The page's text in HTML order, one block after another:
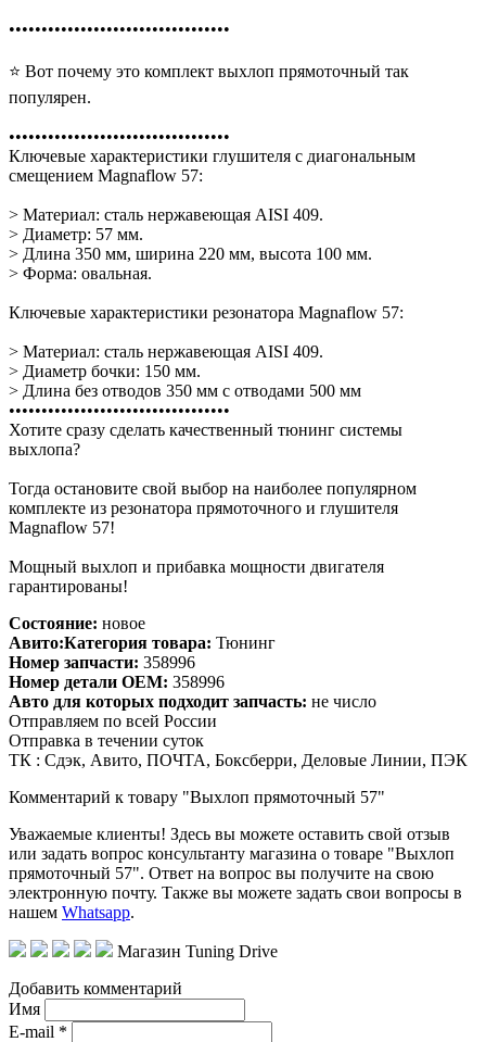
••••••••••••••••••••••••••••••••••
⭐ Вот почему это комплект выхлоп прямоточный так
популярен.
••••••••••••••••••••••••••••••••••
Ключевые характеристики глушителя с диагональным
смещением Magnaflow 57:
> Материал: сталь нержавеющая AISI 409.
> Диаметр: 57 мм.
> Длина 350 мм, ширина 220 мм, высота 100 мм.
> Форма: овальная.
Ключевые характеристики резонатора Magnaflow 57:
> Материал: сталь нержавеющая AISI 409.
> Диаметр бочки: 150 мм.
> Длина без отводов 350 мм с отводами 500 мм
••••••••••••••••••••••••••••••••••
Хотите сразу сделать качественный тюнинг системы
выхлопа?
Тогда остановите свой выбор на наиболее популярном
комплекте из резонатора прямоточного и глушителя
Magnaflow 57!
Мощный выхлоп и прибавка мощности двигателя
гарантированы!
Состояние: новое
Авито:Категория товара: Тюнинг
Номер запчасти: 358996
Номер детали OEM: 358996
Авто для которых подходит запчасть: не число
Отправляем по всей России
Отправка в течении суток
ТК : Сдэк, Авито, ПОЧТА, Боксберри, Деловые Линии, ПЭК
Комментарий к товару "Выхлоп прямоточный 57"
Уважаемые клиенты! Здесь вы можете оставить свой отзыв
или задать вопрос консультанту магазина о товаре "Выхлоп
прямоточный 57". Ответ на вопрос вы получите на свою
электронную почту. Также вы можете задать свои вопросы в
нашем Whatsapp.
Магазин Tuning Drive
Добавить комментарий
Имя
E-mail *